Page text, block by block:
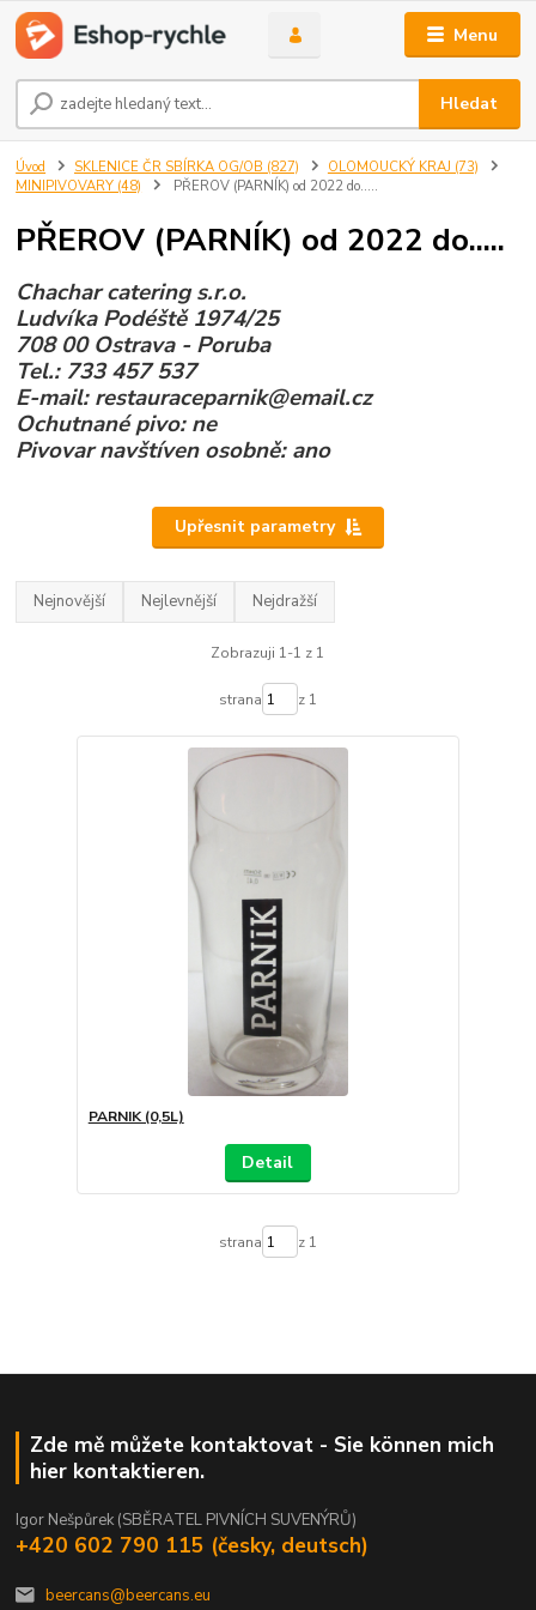
Menu
Hledat
Úvod SKLENICE ČR SBÍRKA OG/OB (827)
OLOMOUCKÝ KRAJ (73)
MINIPIVOVARY (48)
PŘEROV (PARNÍK) od 2022 do.....
PŘEROV (PARNÍK) od 2022 do.....
Chachar catering s.r.o.
Ludvíka Podéště 1974/25
708 00 Ostrava - Poruba
Tel.: 733 457 537
E-mail: restauraceparnik@email.cz
Ochutnané pivo: ne
Pivovar navštíven osobně: ano
Upřesnit parametry
Nejnovější Nejlevnější Nejdražší
Zobrazuji 1-1 z 1
strana z 1
PARNIK (0,5L)
Detail
strana z 1
Zde mě můžete kontaktovat - Sie können mich
hier kontaktieren.
Igor Nešpůrek (SBĚRATEL PIVNÍCH SUVENÝRŮ)
+420 602 790 115 (česky, deutsch)
beercans@beercans.eu